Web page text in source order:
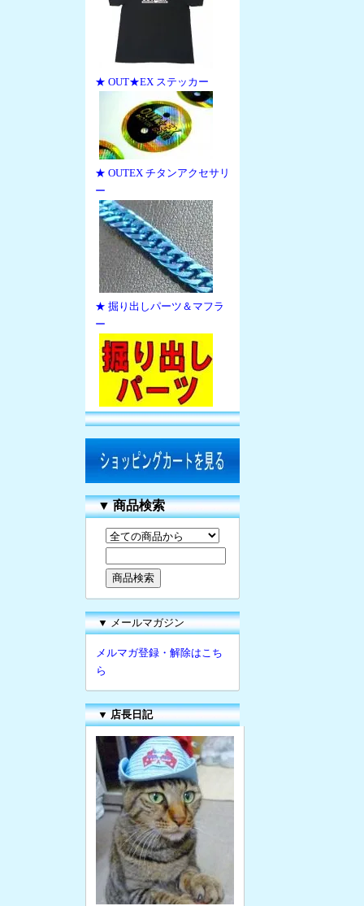
★ OUT★EX ステッカー
★ OUTEX チタンアクセサリ
ー
★ 掘り出しパーツ＆マフラ
ー
▼商品検索
▼ メールマガジン
メルマガ登録・解除はこち
ら
▼ 店長日記